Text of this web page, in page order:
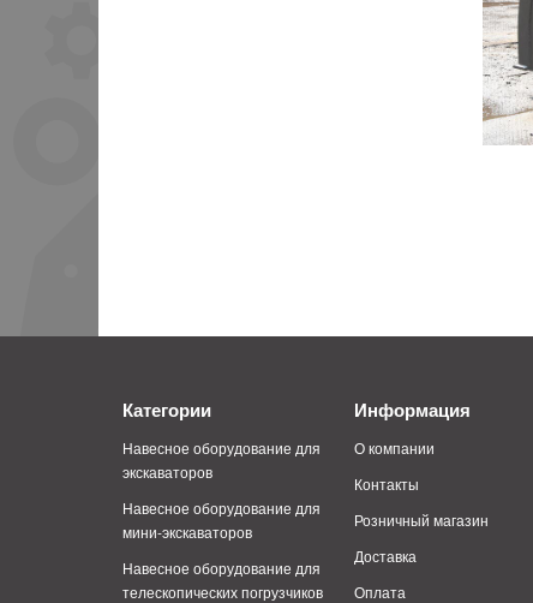
Категории
Навесное оборудование для
экскаваторов
Навесное оборудование для
мини-экскаваторов
Навесное оборудование для
телескопических погрузчиков
Информация
О компании
Контакты
Розничный магазин
Доставка
Оплата